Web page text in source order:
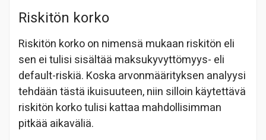
Riskitön korko
Riskitön korko on nimensä mukaan riskitön eli
sen ei tulisi sisältää maksukyvyttömyys- eli
default-riskiä. Koska arvonmäärityksen analyysi
tehdään tästä ikuisuuteen, niin silloin käytettävä
riskitön korko tulisi kattaa mahdollisimman
pitkää aikaväliä.